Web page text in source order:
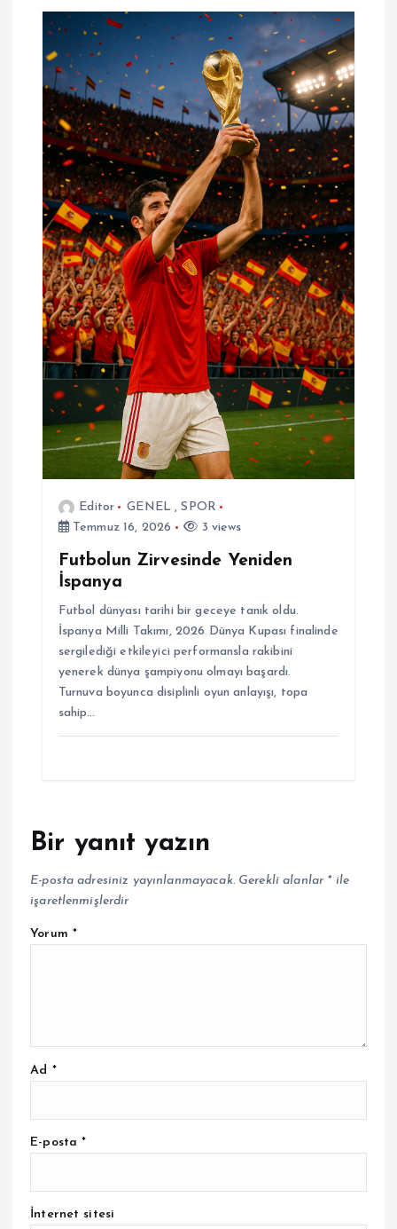
Editor GENEL,SPOR
Temmuz 16, 2026
3 views
Futbolun Zirvesinde Yeniden
İspanya
Futbol dünyası tarihi bir geceye tanık oldu.
İspanya Milli Takımı, 2026 Dünya Kupası finalinde
sergilediği etkileyici performansla rakibini
yenerek dünya şampiyonu olmayı başardı.
Turnuva boyunca disiplinli oyun anlayışı, topa
sahip…
Bir yanıt yazın
E-posta adresiniz yayınlanmayacak. Gerekli alanlar *ile
işaretlenmişlerdir
Yorum *
Ad *
E-posta*
İnternet sitesi